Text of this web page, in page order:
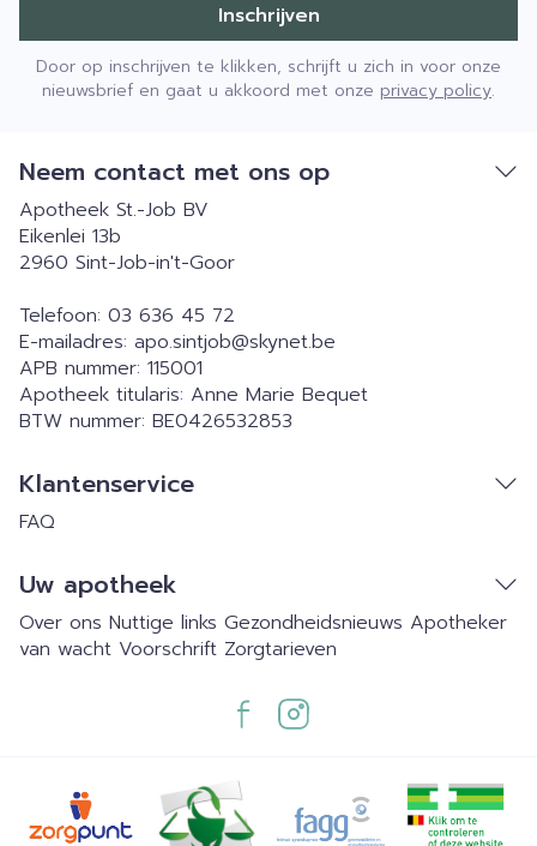
Inschrijven
Door op inschrijven te klikken, schrijft u zich in voor onze
nieuwsbrief en gaat u akkoord met onze privacy policy.
Neem contact met ons op
Apotheek St.-Job BV
Eikenlei 13b
2960 Sint-Job-in't-Goor
Telefoon: 03 636 45 72
E-mailadres: apo.sintjob@skynet.be
APB nummer: 115001
Apotheek titularis: Anne Marie Bequet
BTW nummer: BE0426532853
Klantenservice
FAQ
Uw apotheek
Over ons Nuttige links Gezondheidsnieuws Apotheker
van wacht Voorschrift Zorgtarieven